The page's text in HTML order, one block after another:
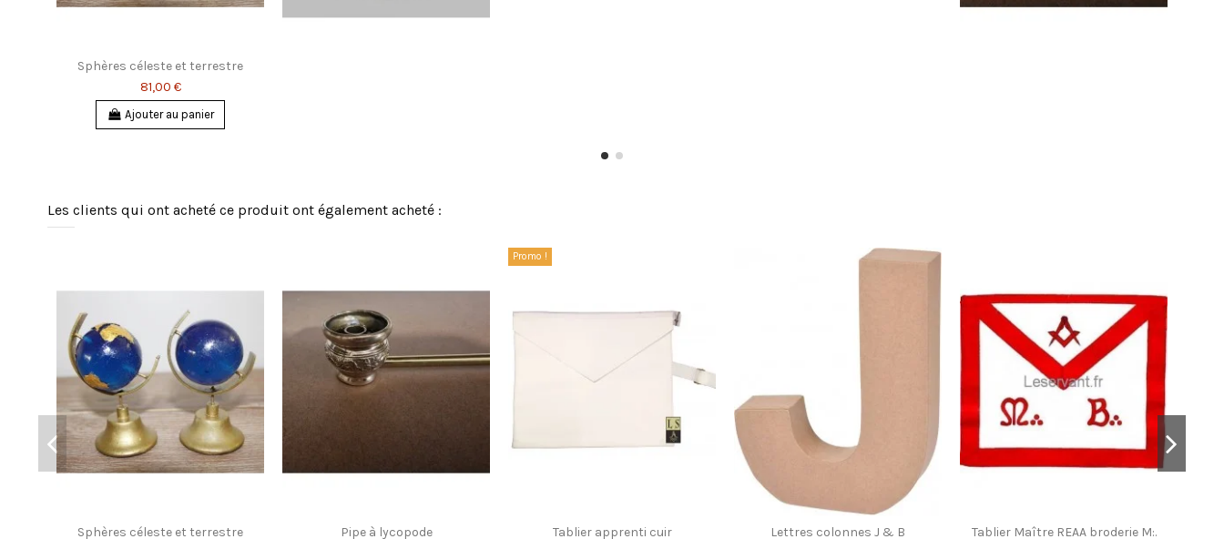
Sphères céleste et terrestre
81,00 €
Ajouter au panier
Les clients qui ont acheté ce produit ont également acheté :
Sphères céleste et terrestre
Pipe à lycopode
Promo !
Tablier apprenti cuir
Lettres colonnes J & B
Tablier Maître REAA broderie M:.